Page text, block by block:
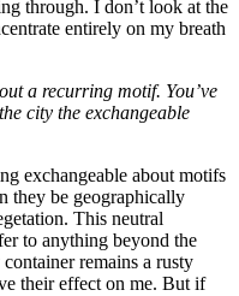
through. I don’t look at the
entirely on my breath
a recurring motif. You’ve
city the exchangeable
exchangeable about motifs
they be geographically
This neutral
to anything beyond the
remains a rusty
their effect on me. But if